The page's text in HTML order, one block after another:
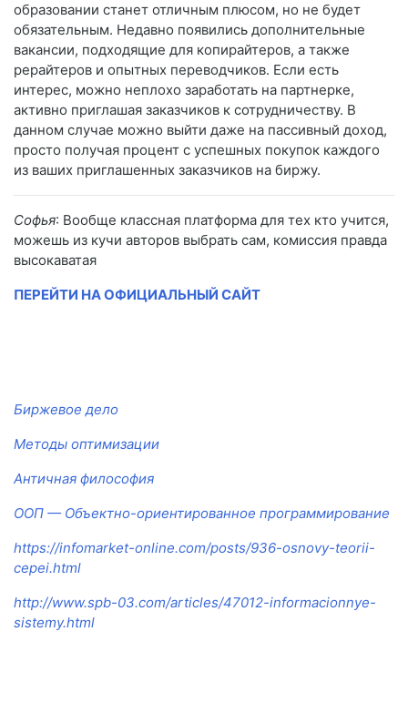
образовании станет отличным плюсом, но не будет
обязательным. Недавно появились дополнительные
вакансии, подходящие для копирайтеров, а также
рерайтеров и опытных переводчиков. Если есть
интерес, можно неплохо заработать на партнерке,
активно приглашая заказчиков к сотрудничеству. В
данном случае можно выйти даже на пассивный доход,
просто получая процент с успешных покупок каждого
из ваших приглашенных заказчиков на биржу.
Софья: Вообще классная платформа для тех кто учится,
можешь из кучи авторов выбрать сам, комиссия правда
высокаватая
ПЕРЕЙТИ НА ОФИЦИАЛЬНЫЙ САЙТ
Биржевое дело
Методы оптимизации
Античная философия
ООП — Объектно-ориентированное программирование
https://infomarket-online.com/posts/936-osnovy-teorii-
cepei.html
http://www.spb-03.com/articles/47012-informacionnye-
sistemy.html